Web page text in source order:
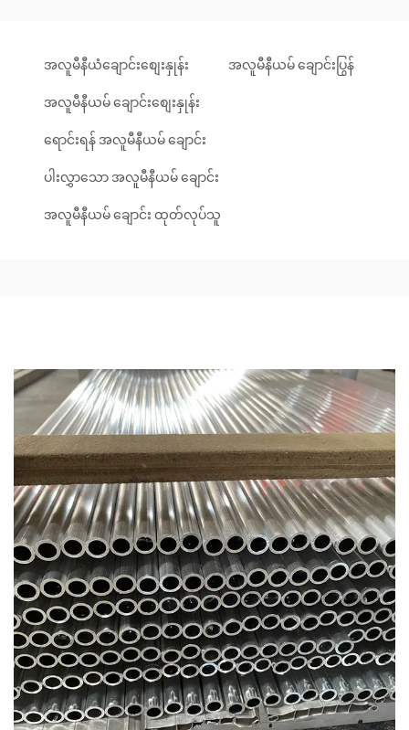
အလူမီနီယံချောင်းစျေးနှုန်း အလူမီနီယမ် ချောင်းပြွန်
အလူမီနီယမ် ချောင်းစျေးနှုန်း
ရောင်းရန် အလူမီနီယမ် ချောင်း
ပါးလွှာသော အလူမီနီယမ် ချောင်း
အလူမီနီယမ် ချောင်း ထုတ်လုပ်သူ